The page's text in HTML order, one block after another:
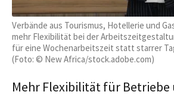
Verbände aus Tourismus, Hotellerie und
mehr Flexibilität bei der
für eine Wochenarbeitszeit statt starrer
(Foto: © New Africa/stock.adobe.com)
Mehr Flexibilität für Betriebe